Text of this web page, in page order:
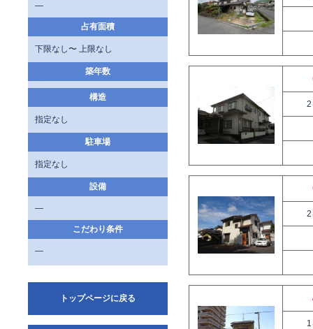
—
占有面積
下限なし〜 上限なし
築年数
構造
指定なし
駐車場
指定なし
設備
—
こだわり条件
—
トップページに戻る
2
2